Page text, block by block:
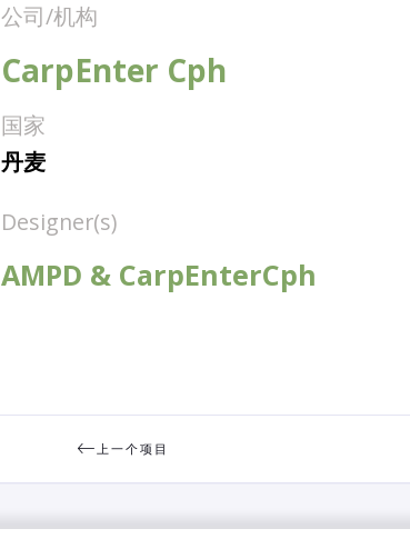
公司/机构
CarpEnter Cph
国家
丹麦
Designer(s)
AMPD & CarpEnterCph
上一个项目